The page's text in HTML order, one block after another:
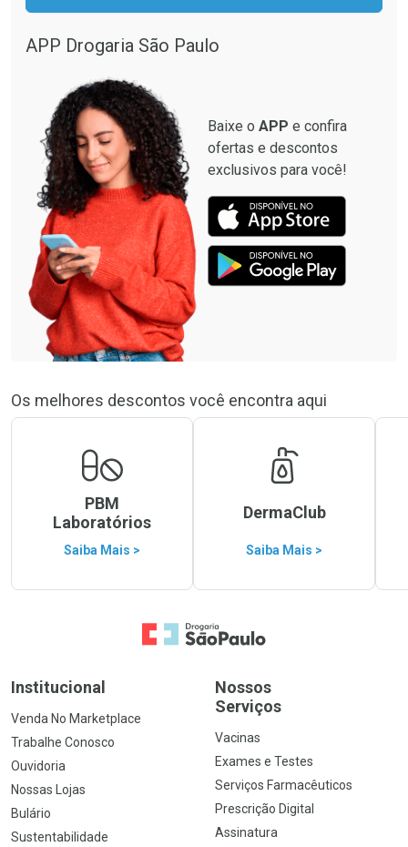
APP Drogaria São Paulo
Baixe o APP e confira
ofertas e descontos
exclusivos para você!
Os melhores descontos você encontra aqui
PBM
Laboratórios
Saiba Mais >
DermaClub
Saiba Mais >
Ir para a Home
Institucional
Venda No Marketplace
Trabalhe Conosco
Ouvidoria
Nossas Lojas
Bulário
Sustentabilidade
Nossos
Serviços
Vacinas
Exames e Testes
Serviços Farmacêuticos
Prescrição Digital
Assinatura